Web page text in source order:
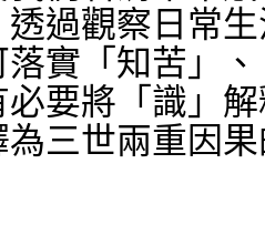
透過觀察日常
落實「知苦」
必要將「識」
為三世兩重因